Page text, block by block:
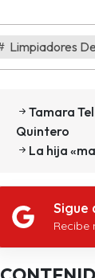
Limpiadores
Tamara
Quintero
La hija
Sigue
Recibe